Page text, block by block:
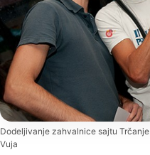
Dodeljivanje zahvalnice sajtu
Vuja